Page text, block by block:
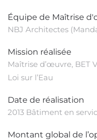
Équipe de Maîtrise
NBJ Architectes
Mission réalisée
Maîtrise d’œuvre, BET
Loi sur l’Eau
Date de réalisation
2013 Bâtiment en
Montant global de